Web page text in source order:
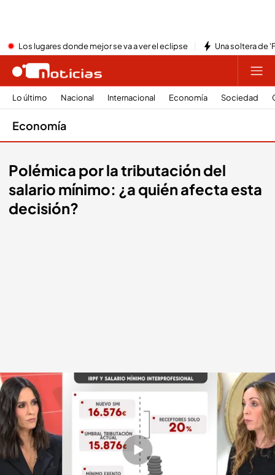
Los lugares donde mejor se va a ver el eclipse Una soltera de
Lo último Nacional Internacional Economía Sociedad
Economía
Polémica por la tributación del
salario mínimo: ¿a quién afecta esta
decisión?
¿Quiénes se verán afectados por la tributación del SMI?
Redacción digital Noticias Cuatro
12 FEB 2025 - 15:04h.
El ministerio de Hacienda asegura que solo